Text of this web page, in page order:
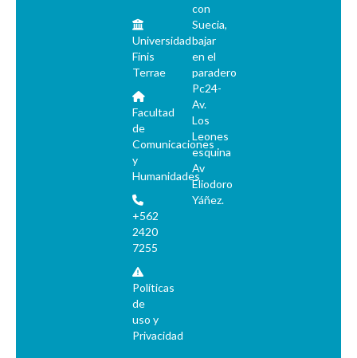
Universidad
Finis
Terrae
Facultad
de
Comunicaciones
y
Humanidades
+562
2420
7255
Políticas
de
uso y
Privacidad
con
Suecia,
bajar
en el
paradero
Pc24-
Av.
Los
Leones
esquina
Av
Eliodoro
Yáñez.